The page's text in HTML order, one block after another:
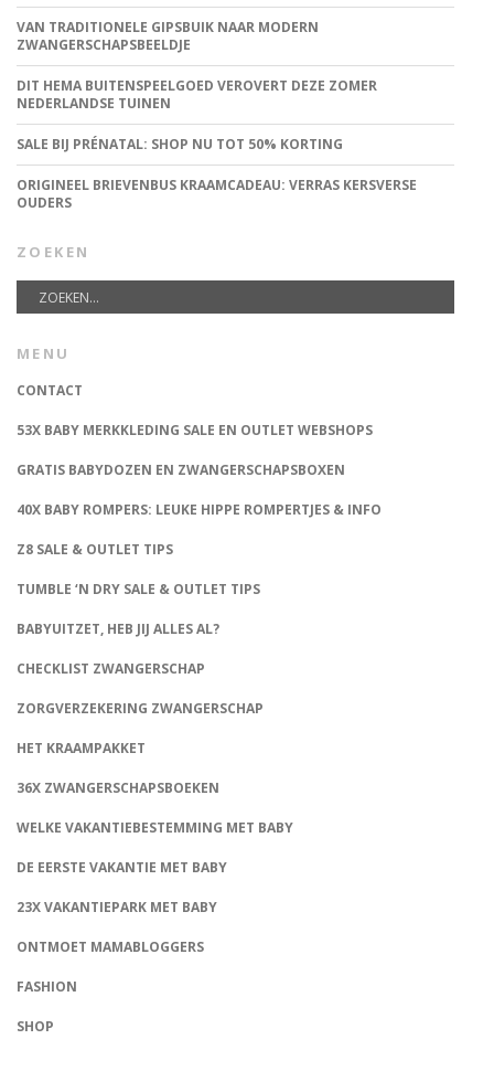
VAN TRADITIONELE GIPSBUIK NAAR MODERN
ZWANGERSCHAPSBEELDJE
DIT HEMA BUITENSPEELGOED VEROVERT DEZE ZOMER
NEDERLANDSE TUINEN
SALE BIJ PRÉNATAL: SHOP NU TOT 50% KORTING
ORIGINEEL BRIEVENBUS KRAAMCADEAU: VERRAS KERSVERSE
OUDERS
ZOEKEN
MENU
CONTACT
53X BABY MERKKLEDING SALE EN OUTLET WEBSHOPS
GRATIS BABYDOZEN EN ZWANGERSCHAPSBOXEN
40X BABY ROMPERS: LEUKE HIPPE ROMPERTJES & INFO
Z8 SALE & OUTLET TIPS
TUMBLE ‘N DRY SALE & OUTLET TIPS
BABYUITZET, HEB JIJ ALLES AL?
CHECKLIST ZWANGERSCHAP
ZORGVERZEKERING ZWANGERSCHAP
HET KRAAMPAKKET
36X ZWANGERSCHAPSBOEKEN
WELKE VAKANTIEBESTEMMING MET BABY
DE EERSTE VAKANTIE MET BABY
23X VAKANTIEPARK MET BABY
ONTMOET MAMABLOGGERS
FASHION
SHOP